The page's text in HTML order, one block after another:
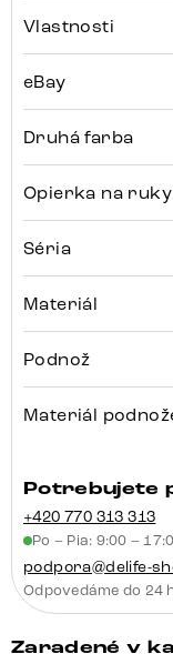
Vlastnosti
eBay
Druhá farba
Opierka na ruky
Séria
Materiál
Podnož
Materiál
Potrebujete
+420 770 313 313
Po – Pia: 9:00 –
podpora@delife-
Odpovedáme do 24
Zaradené v